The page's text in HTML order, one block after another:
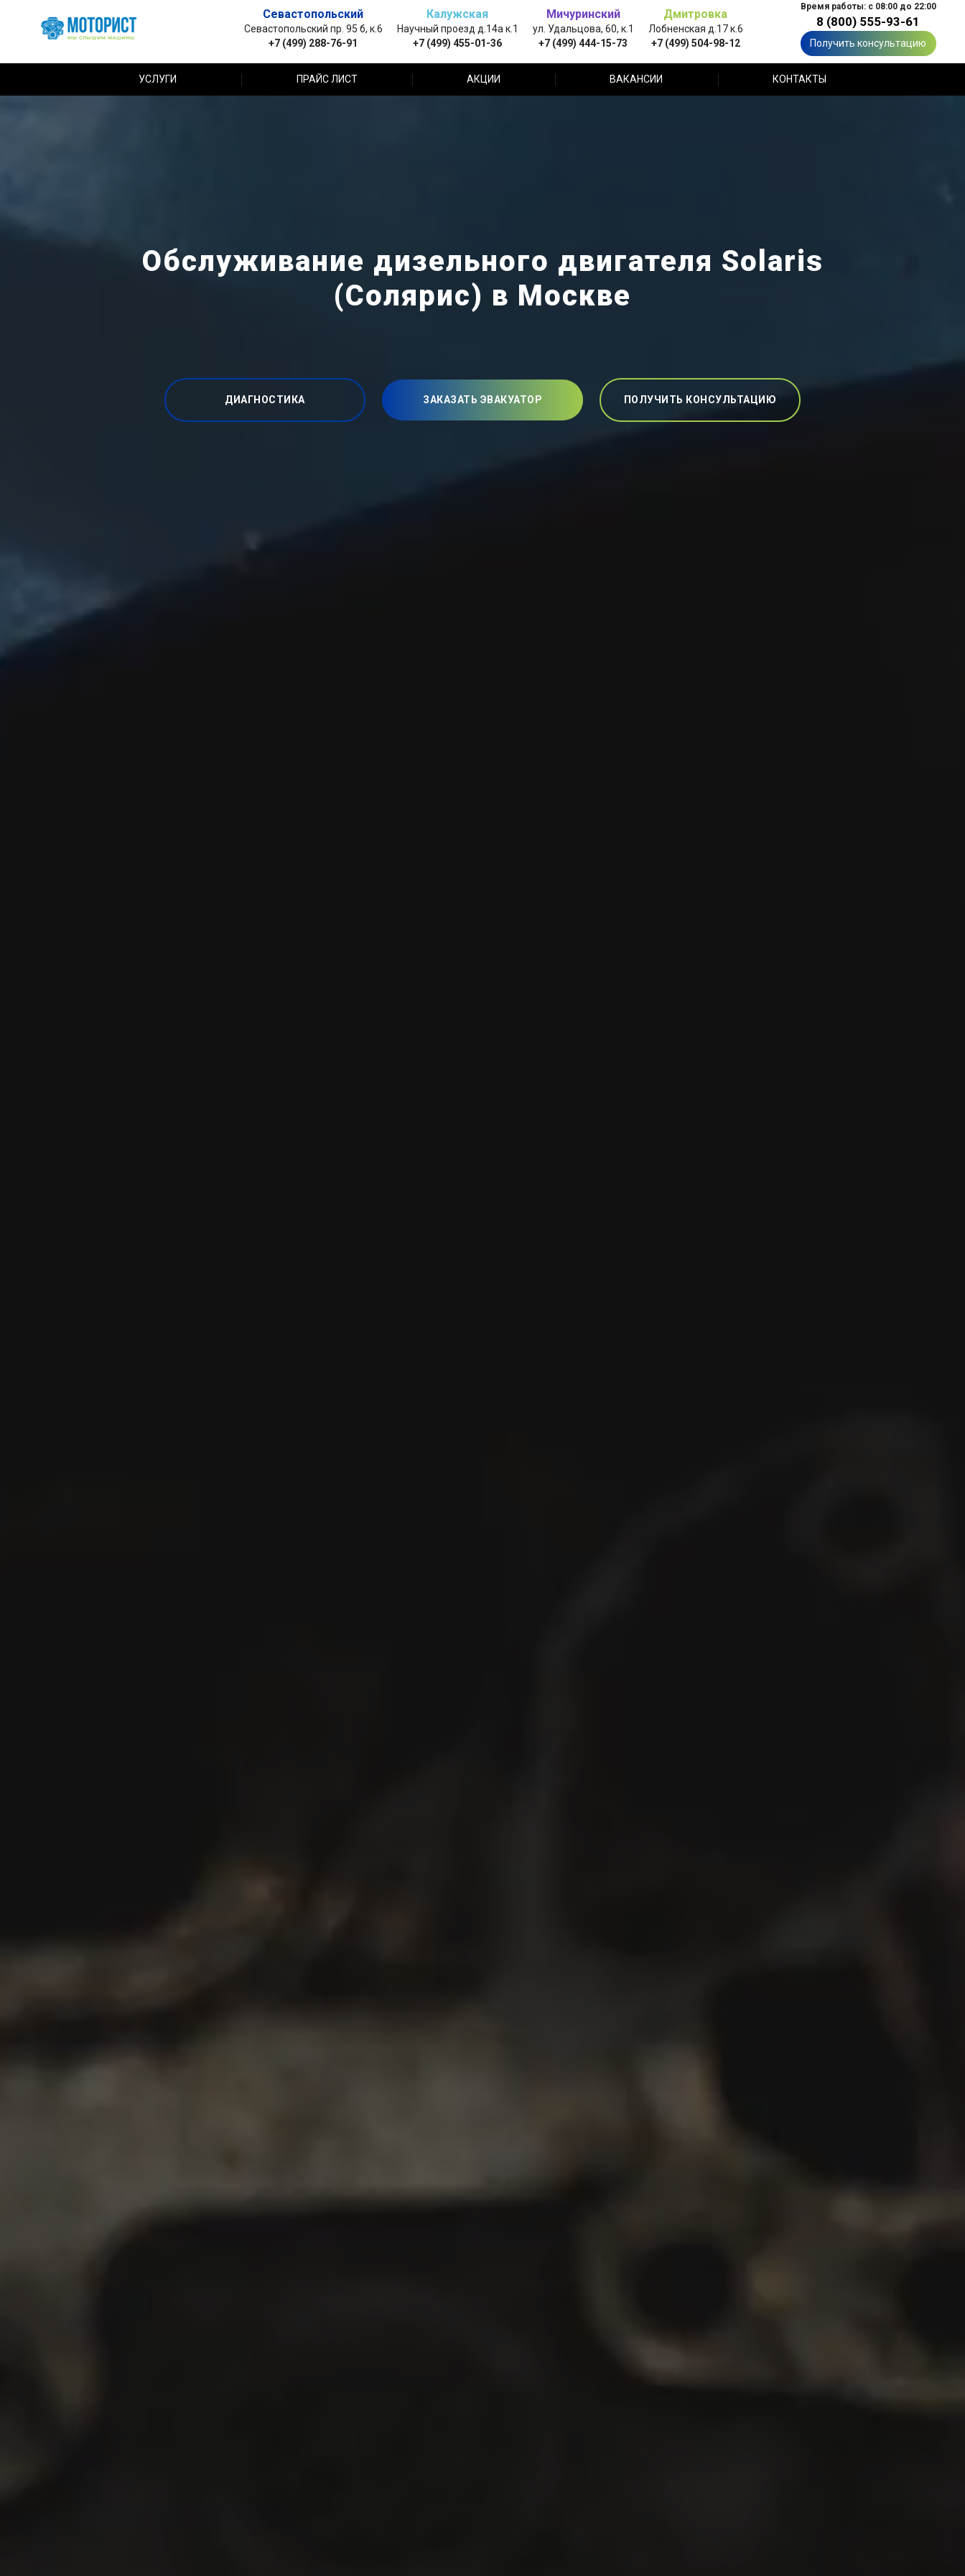
Севастопольский
Севастопольский пр. 95 б, к.6
+7 (499) 288-76-91
Калужская
Научный проезд д.14а к.1
+7 (499) 455-01-36
Мичуринский
ул. Удальцова, 60, к.1
+7 (499) 444-15-73
Дмитровка
Лобненская д.17 к.6
+7 (499) 504-98-12
Время работы: с 08:00 до 22:00
8 (800) 555-93-61
Получить консультацию
УСЛУГИ ПРАЙС ЛИСТ АКЦИИ ВАКАНСИИ КОНТАКТЫ
Обслуживание дизельного двигателя Solaris
(Солярис) в Москве
ДИАГНОСТИКА ЗАКАЗАТЬ ЭВАКУАТОР ПОЛУЧИТЬ КОНСУЛЬТАЦИЮ